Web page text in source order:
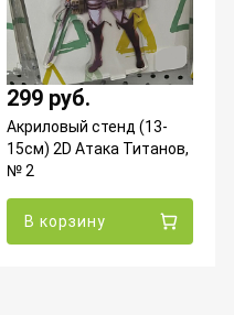
299 руб.
Акриловый стенд (13-
15см) 2D Атака Титанов,
№ 2
В корзину